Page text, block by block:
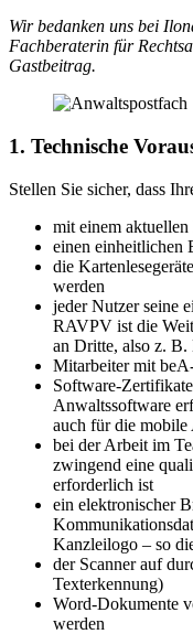
Wir bedanken uns bei
Fachberaterin für
Gastbeitrag.
1. Technische
Stellen Sie sicher, dass
mit einem aktuellen
einen einheitlichen
die
werden
jeder Nutzer seine
RAVPV ist die
an Dritte, also z. B.
Mitarbeiter mit
Software-
Anwaltssoftware
auch für die
bei der Arbeit im
zwingend eine
erforderlich ist
ein elektronischer
Kanzleilogo – so
der Scanner auf
Texterkennung)
Word-Dokumente
werden